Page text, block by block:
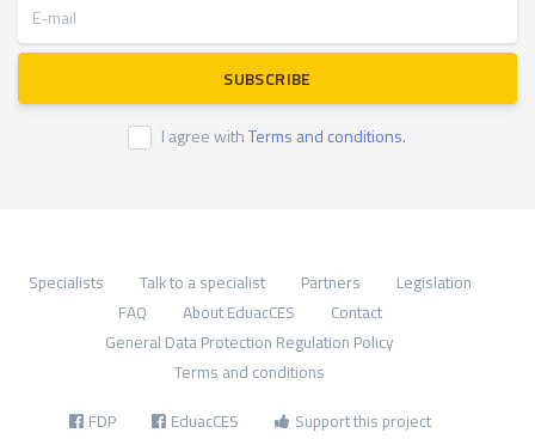
SUBSCRIBE
I agree withTerms and conditions.
Specialists Talk to a specialist Partners
Legislation
FAQ
About EduacCES
Contact
General Data Protection Regulation Policy
Terms and conditions
FDP EduacCES Support this project